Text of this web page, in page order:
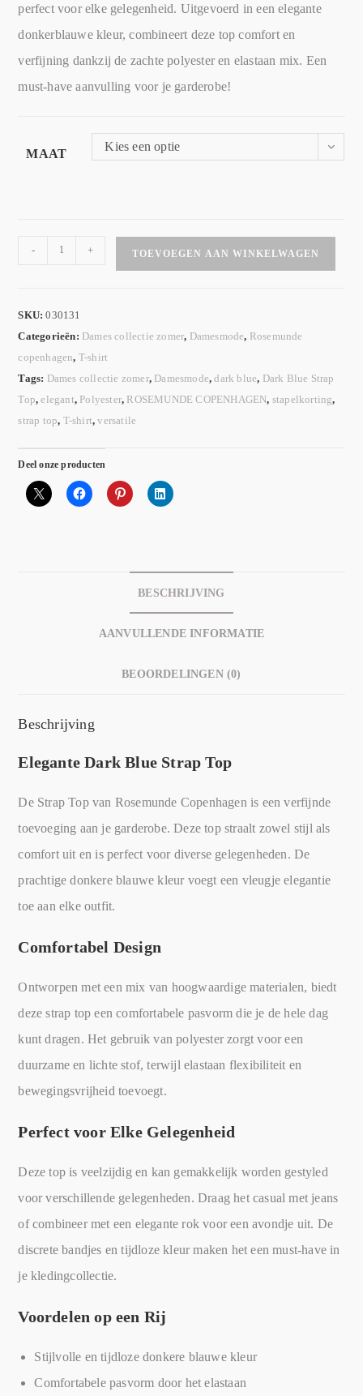
perfect voor elke gelegenheid. Uitgevoerd in een elegante
donkerblauwe kleur, combineert deze top comfort en
verfijning dankzij de zachte polyester en elastaan mix. Een
must-have aanvulling voor je garderobe!
MAAT
Kies een optie
- + TOEVOEGEN AAN WINKELWAGEN
SKU:030131
Categorieën: Dames collectie zomer, Damesmode, Rosemunde
copenhagen, T-shirt
Tags: Dames collectie zomer, Damesmode,dark blue, Dark Blue Strap
Top,elegant, Polyester, ROSEMUNDE COPENHAGEN, stapelkorting,
strap top, T-shirt,versatile
Deel onze producten
BESCHRIJVING
AANVULLENDE INFORMATIE
BEOORDELINGEN (0)
Beschrijving
Elegante Dark Blue Strap Top
De Strap Top van Rosemunde Copenhagen is een verfijnde
toevoeging aan je garderobe. Deze top straalt zowel stijl als
comfort uit en is perfect voor diverse gelegenheden. De
prachtige donkere blauwe kleur voegt een vleugje elegantie
toe aan elke outfit.
Comfortabel Design
Ontworpen met een mix van hoogwaardige materialen, biedt
deze strap top een comfortabele pasvorm die je de hele dag
kunt dragen. Het gebruik van polyester zorgt voor een
duurzame en lichte stof, terwijl elastaan flexibiliteit en
bewegingsvrijheid toevoegt.
Perfect voor Elke Gelegenheid
Deze top is veelzijdig en kan gemakkelijk worden gestyled
voor verschillende gelegenheden. Draag het casual met jeans
of combineer met een elegante rok voor een avondje uit. De
discrete bandjes en tijdloze kleur maken het een must-have in
je kledingcollectie.
Voordelen op een Rij
Stijlvolle en tijdloze donkere blauwe kleur
Comfortabele pasvorm door het elastaan